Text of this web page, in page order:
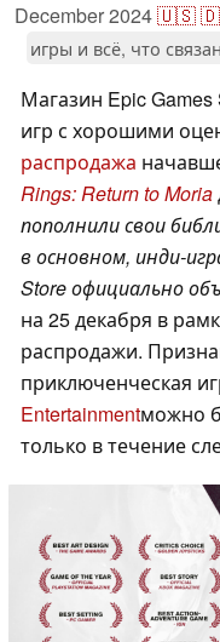
December 2024🇺🇸
игры и всё, что
Магазин Epic
игр с хорошими
распродажа
Rings: Return to Moria
пополнили свои
в основном, инди-
Store официально
на 25 декабря в
распродажи.
приключенческая
Entertainmentможно
только в течение